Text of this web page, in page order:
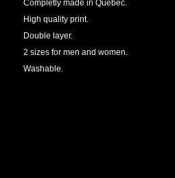
Completly made in Québec.
High quality print.
Double layer.
2 sizes for men and women.
Washable.